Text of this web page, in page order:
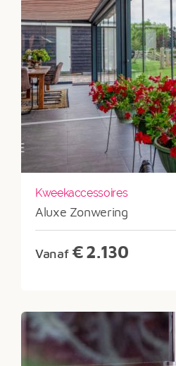
Kweekaccessoires
Aluxe Zonwering
Vanaf €2.130